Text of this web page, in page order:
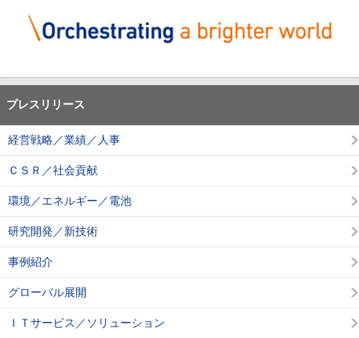
プレスリリース
経営戦略／業績／人事
ＣＳＲ／社会貢献
環境／エネルギー／電池
研究開発／新技術
事例紹介
グローバル展開
ＩＴサービス／ソリューション